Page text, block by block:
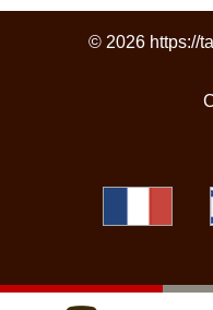
© 2026 https://